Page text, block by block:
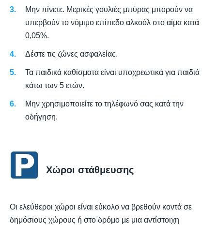
Μην πίνετε. Μερικές γουλιές μπύρας μπορούν να
υπερβούν το νόμιμο επίπεδο αλκοόλ στο αίμα κατά
0,05%.
Δέστε τις ζώνες ασφαλείας.
Τα παιδικά καθίσματα είναι υποχρεωτικά για παιδιά
κάτω των 5 ετών.
Μην χρησιμοποιείτε το τηλέφωνό σας κατά την
οδήγηση.
Χώροι στάθμευσης
Οι ελεύθεροι χώροι είναι εύκολο να βρεθούν κοντά σε
δημόσιους χώρους ή στο δρόμο με μια αντίστοιχη